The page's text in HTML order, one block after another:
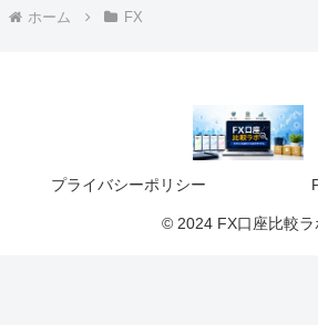
ホーム FX
プライバシーポリシー
© 2024 FX口座比較ラ